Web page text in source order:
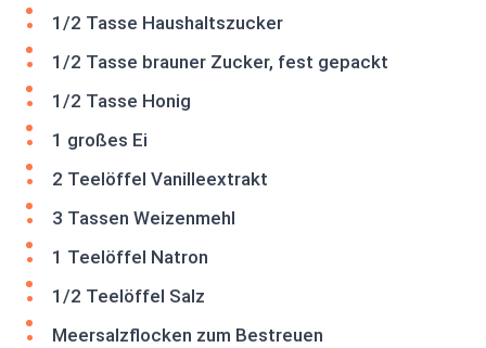
1/2 Tasse Haushaltszucker
1/2 Tasse brauner Zucker, fest gepackt
1/2 Tasse Honig
1 großes Ei
2 Teelöffel Vanilleextrakt
3 Tassen Weizenmehl
1 Teelöffel Natron
1/2 Teelöffel Salz
Meersalzflocken zum Bestreuen